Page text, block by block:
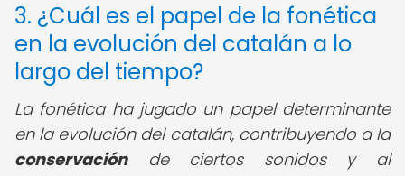
3. ¿Cuál es el papel de la fonética
en la evolución del catalán a lo
largo del tiempo?
La fonética ha jugado un papel determinante
en la evolución del catalán, contribuyendo a la
conservaciónde ciertos sonidos y al